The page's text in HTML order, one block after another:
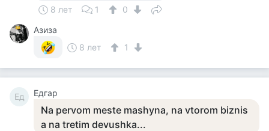
8 лет 1
0
Азиза
8 лет
1
Ед Едгар
Na pervom meste mashyna, na vtorom biznis
a na tretim devushka...